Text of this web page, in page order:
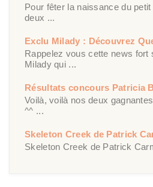
Pour fêter la naissance du
deux ...
Exclu Milady : Découvrez
Rappelez vous cette news fort
Milady qui ...
Résultats concours Patricia
Voilà, voilà nos deux
^^ ...
Skeleton Creek de Patrick
Skeleton Creek de Patrick